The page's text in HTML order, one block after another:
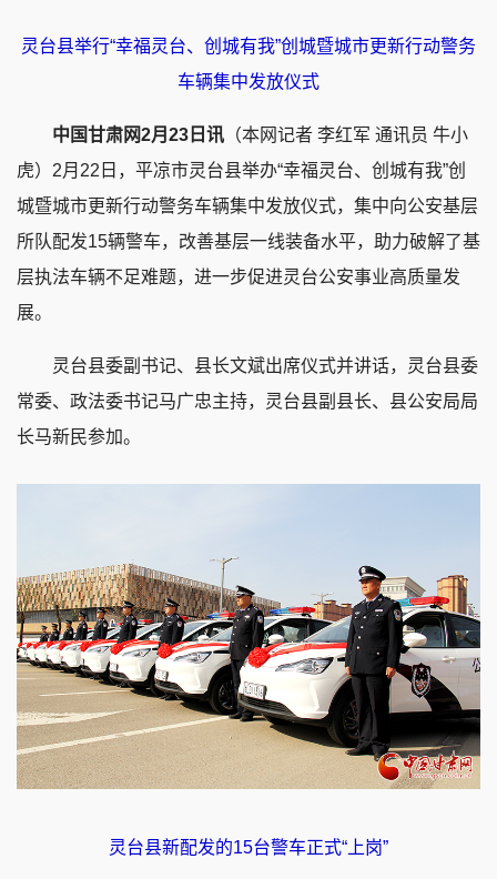
灵台县举行“幸福灵台、创城有我”创城暨城市更新行动警务
车辆集中发放仪式
中国甘肃网2月23日讯 （本网记者 李红军 通讯员 牛小
虎）2月22日，平凉市灵台县举办“幸福灵台、创城有我”创
城暨城市更新行动警务车辆集中发放仪式，集中向公安基层
所队配发15辆警车，改善基层一线装备水平，助力破解了基
层执法车辆不足难题，进一步促进灵台公安事业高质量发
展。
灵台县委副书记、县长文斌出席仪式并讲话，灵台县委
常委、政法委书记马广忠主持，灵台县副县长、县公安局局
长马新民参加。
灵台县新配发的15台警车正式“上岗”